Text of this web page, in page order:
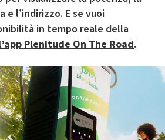
l’indirizzo. E se vuoi
in tempo reale della
Plenitude On The Road.